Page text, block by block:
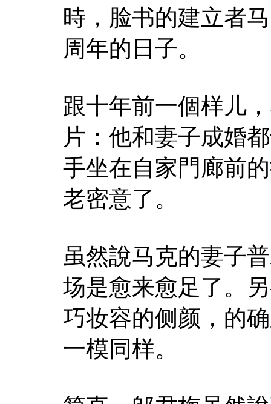
時，脸书的建立者
周年的日子。
跟十年前一個样儿
片：他和妻子成婚
手坐在自家門廊前
老密意了。
虽然說马克的妻子
场是愈来愈足了。
巧妆容的侧颜，的
一模同样。